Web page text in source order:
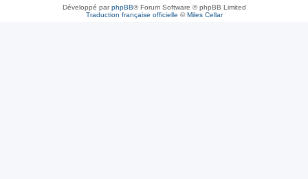
Développé parphpBB® Forum Software © phpBB Limited
Traduction française officielle ©Miles Cellar